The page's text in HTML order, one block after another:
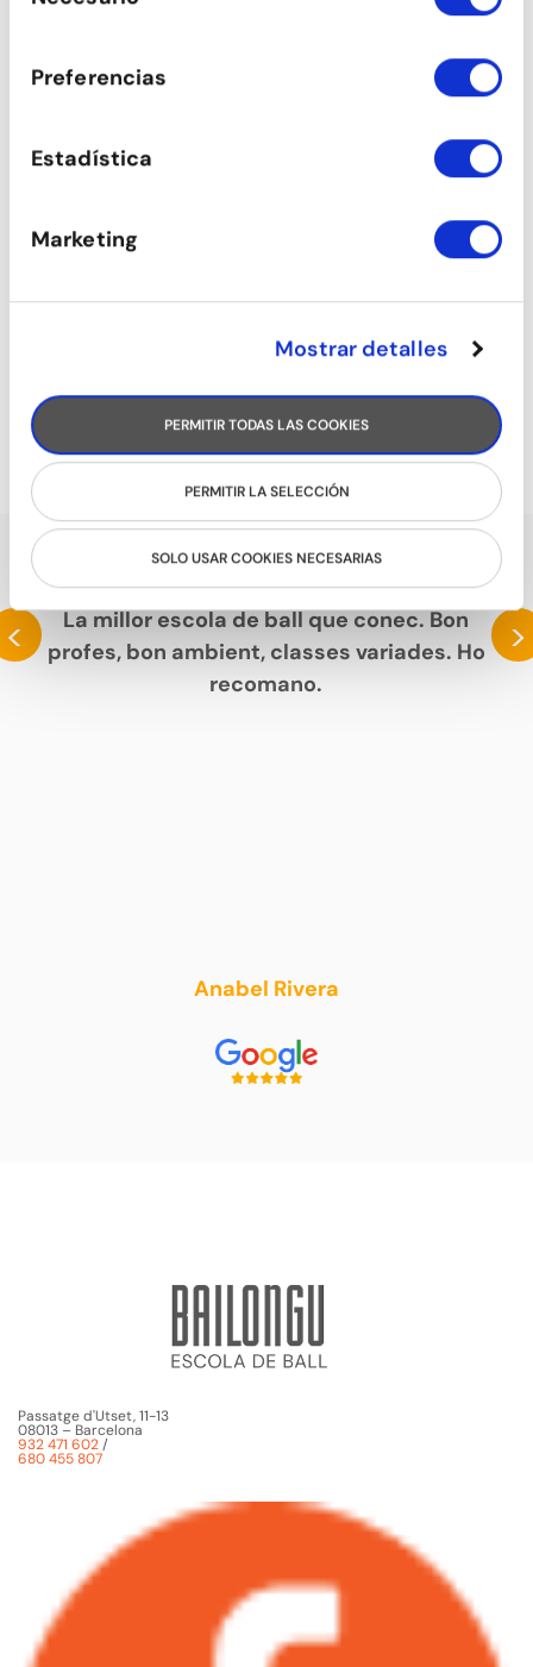
Preferencias
Estadística
Marketing
Mostrar detalles
PERMITIR TODAS LAS COOKIES
PERMITIR LA SELECCIÓN
SOLO USAR COOKIES NECESARIAS
PARLEN DE NOSALTRES
<
La millor escola de ball que conec. Bon
profes, bon ambient, classes variades. Ho
recomano.
Anabel Rivera
>
Passatge d'Utset, 11-13
08013 – Barcelona
932 471 602/
680 455 807